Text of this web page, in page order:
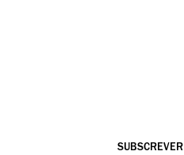
SUBSCREVER